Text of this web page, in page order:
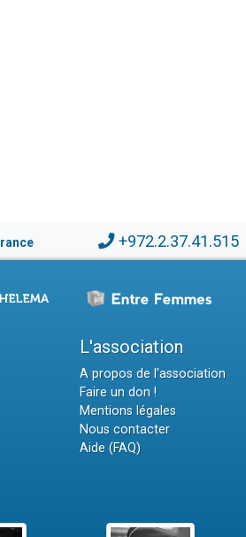
+972.2.37.41.515
L'association
A propos de l'association
Faire un don !
Mentions légales
Nous contacter
Aide (FAQ)